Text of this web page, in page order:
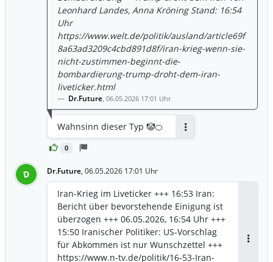
0
Leonhard Landes, Anna Kröning Stand: 16:54
Uhr
https://www.welt.de/politik/ausland/article69f
8a63ad3209c4cbd891d8f/iran-krieg-wenn-sie-
nicht-zustimmen-beginnt-die-
bombardierung-trump-droht-dem-iran-
liveticker.html
Dr.Future, 06.05.2026 17:01 Uhr
Wahnsinn dieser Typ 🤡🍊
D Dr.Future, 06.05.2026 17:01 Uhr
Iran-Krieg im Liveticker +++ 16:53 Iran:
Bericht über bevorstehende Einigung ist
überzogen +++ 06.05.2026, 16:54 Uhr +++
15:50 Iranischer Politiker: US-Vorschlag
für Abkommen ist nur Wunschzettel +++
https://www.n-tv.de/politik/16-53-Iran-